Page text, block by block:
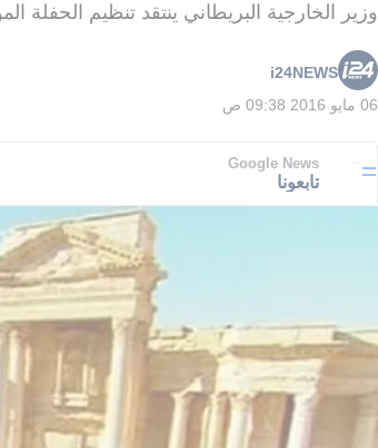
وزير الخارجية البريطاني ينتقد تنظيم الحفلة
i24NEWS
06 مايو 2016 09:38 ص
Google News
تابعونا